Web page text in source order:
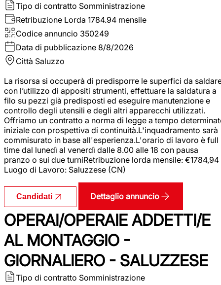
Tipo di contratto Somministrazione
Retribuzione Lorda 1784.94 mensile
Codice annuncio 350249
Data di pubblicazione 8/8/2026
Città Saluzzo
La risorsa si occuperà di predisporre le superfici da
con l’utilizzo di appositi strumenti, effettuare la saldatura a
filo su pezzi già predisposti ed eseguire manutenzione e
controllo degli utensili e degli altri apparecchi utilizzati.
Offriamo un contratto a norma di legge a tempo
iniziale con prospettiva di continuità.L'inquadramento sarà
commisurato in base all'esperienza.L'orario di lavoro è full
time dal lunedì al venerdì dalle 8.00 alle 18 con pausa
pranzo o sui due turniRetribuzione lorda mensile: €1784,94
Luogo di Lavoro: Saluzzese (CN)
Candidati Dettaglio annuncio
OPERAI/OPERAIE ADDETTI/E
AL MONTAGGIO -
GIORNALIERO - SALUZZESE
Tipo di contratto Somministrazione